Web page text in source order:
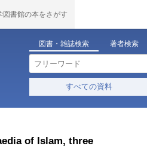
図書館の本をさがす
図書・雑誌検索 著者検索
すべての資料
of Islam, three